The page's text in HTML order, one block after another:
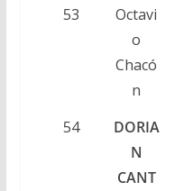
53
Octavi
o
Chacó
n
54
DORIA
N
CANT